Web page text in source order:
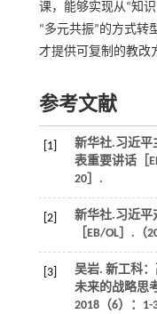
课，能够实现从“知
“多元共振”的方式转
才提供可复制的教改
参考文献
[1]
新华社.习近平
表重要讲话［
20］.
[2]
新华社.习近平
［EB/OL］.（
[3]
吴岩. 新工科
未来的战略思
2018（6）：1-